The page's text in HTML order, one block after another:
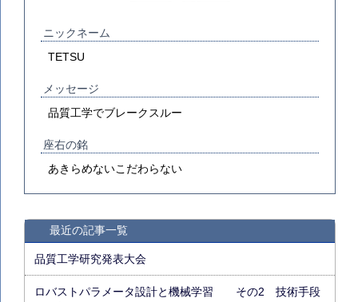
ニックネーム
TETSU
メッセージ
品質工学でブレークスルー
座右の銘
あきらめないこだわらない
最近の記事一覧
品質工学研究発表大会
ロバストパラメータ設計と機械学習 その2 技術手段